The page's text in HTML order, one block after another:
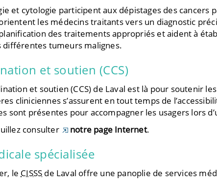
et cytologie participent aux dépistages des cancers
les médecins traitants vers un diagnostic
des traitements appropriés et aident à
tumeurs malignes.
et soutien (CCS)
et soutien (CCS) de Laval est là pour soutenir
cliniciennes s’assurent en tout temps de
sont présentes pour accompagner les usagers lors
consulter
notre page Internet.
spécialisée
le CISSS de Laval offre une panoplie de services